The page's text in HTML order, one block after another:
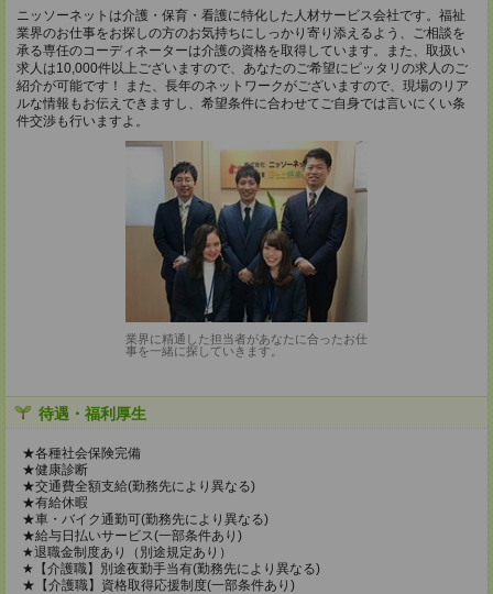
ニッソーネットは介護・保育・看護に特化した人材サービス会社です。福祉
業界のお仕事をお探しの方のお気持ちにしっかり寄り添えるよう、ご相談を
承る専任のコーディネーターは介護の資格を取得しています。また、取扱い
求人は10,000件以上ございますので、あなたのご希望にピッタリの求人のご
紹介が可能です！ また、長年のネットワークがございますので、現場のリア
ルな情報もお伝えできますし、希望条件に合わせてご自身では言いにくい条
件交渉も行いますよ。
業界に精通した担当者があなたに合ったお仕
事を一緒に探していきます。
待遇・福利厚生
★各種社会保険完備
★健康診断
★交通費全額支給(勤務先により異なる)
★有給休暇
★車・バイク通勤可(勤務先により異なる)
★給与日払いサービス(一部条件あり)
★退職金制度あり（別途規定あり）
★【介護職】別途夜勤手当有(勤務先により異なる)
★【介護職】資格取得応援制度(一部条件あり)